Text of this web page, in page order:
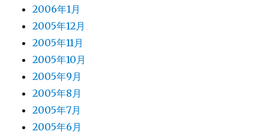
2006年1月
2005年12月
2005年11月
2005年10月
2005年9月
2005年8月
2005年7月
2005年6月